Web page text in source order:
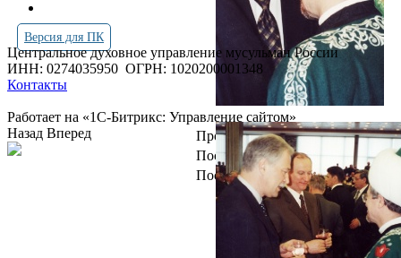
Версия для ПК
Центральное духовное управление мусульман России
ИНН: 0274035950 ОГРН: 1020200001348
Контакты
Работает на «1С-Битрикс: Управление сайтом»
Просмотров всего:
4263061
Посетителей сегодня:
3354
Посетителей в онлайн:
Назад Вперед